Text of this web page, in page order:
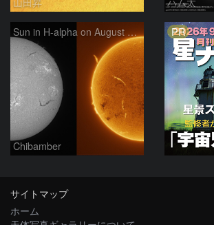
Sun in H-alpha on August 7, 2026
Chibamber
PR
サイトマップ
ホーム